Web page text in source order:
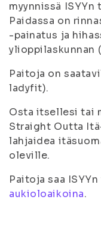
myynnissä
Paidassa on
-painatus ja
ylioppilaskunnan
Paitoja on
ladyfit).
Osta itsellesi tai
Straight Outta
lahjaidea
oleville.
Paitoja saa
aukioloaikoina.